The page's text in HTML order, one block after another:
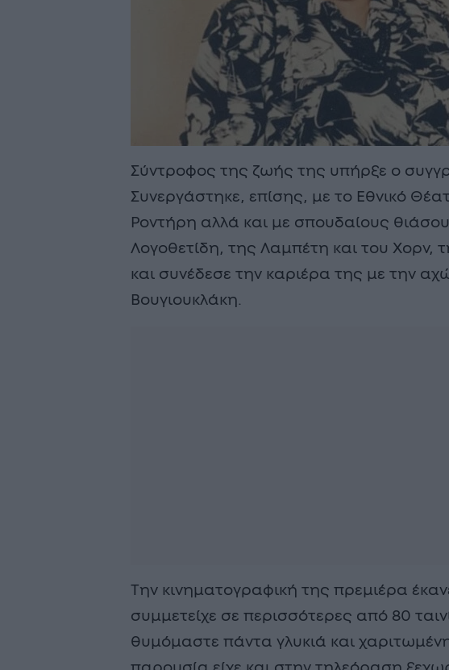
Σύντροφος της ζωής της υπήρξε ο
Συνεργάστηκε, επίσης, με το Εθνικό
Ροντήρη αλλά και με σπουδαίους
Λογοθετίδη, της Λαμπέτη και του Χορν,
και συνέδεσε την καριέρα της με την
Βουγιουκλάκη.
Την κινηματογραφική της πρεμιέρα
συμμετείχε σε περισσότερες από 80
θυμόμαστε πάντα γλυκιά και